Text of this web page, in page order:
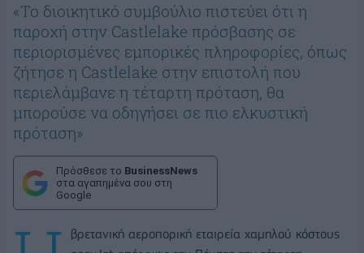
«Το διοικητικό συμβούλιο πιστεύει ότι η
παροχή στην Castlelake πρόσβασης σε
περιορισμένες εμπορικές πληροφορίες, όπως
ζήτησε η Castlelake στην επιστολή που
περιελάμβανε η τέταρτη πρόταση, θα
μπορούσε να οδηγήσει σε πιο ελκυστική
πρόταση»
Πρόσθεσε το BusinessNews
στα αγαπημένα σου στη
Google
βρετανική αεροπορική εταιρεία χαμηλού κόστους